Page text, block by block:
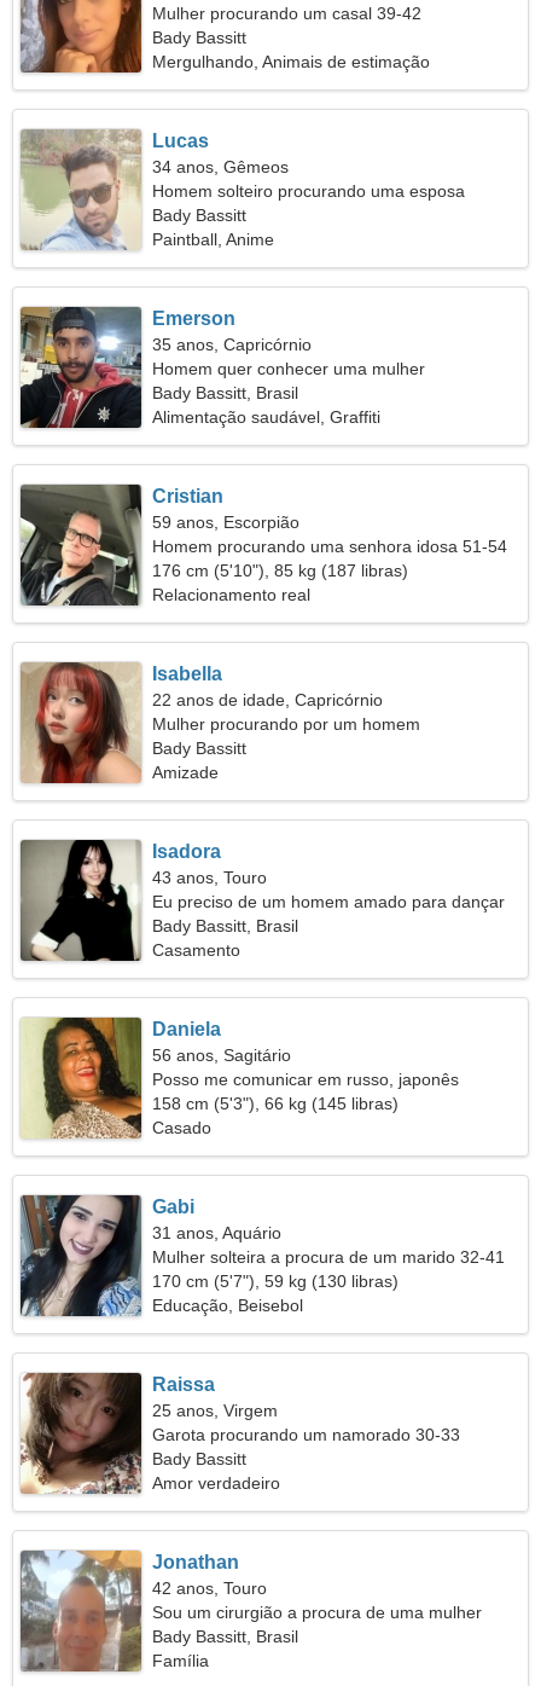
Mulher procurando um casal 39-42
Bady Bassitt
Mergulhando, Animais de estimação
Lucas
34 anos, Gêmeos
Homem solteiro procurando uma esposa
Bady Bassitt
Paintball, Anime
Emerson
35 anos, Capricórnio
Homem quer conhecer uma mulher
Bady Bassitt, Brasil
Alimentação saudável, Graffiti
Cristian
59 anos, Escorpião
Homem procurando uma senhora idosa 51-54
176 cm (5'10"), 85 kg (187 libras)
Relacionamento real
Isabella
22 anos de idade, Capricórnio
Mulher procurando por um homem
Bady Bassitt
Amizade
Isadora
43 anos, Touro
Eu preciso de um homem amado para dançar
juntos
Bady Bassitt, Brasil
Casamento
Daniela
56 anos, Sagitário
Posso me comunicar em russo, japonês
158 cm (5'3"), 66 kg (145 libras)
Casado
Gabi
31 anos, Aquário
Mulher solteira a procura de um marido 32-41
170 cm (5'7"), 59 kg (130 libras)
Educação, Beisebol
Raissa
25 anos, Virgem
Garota procurando um namorado 30-33
Bady Bassitt
Amor verdadeiro
Jonathan
42 anos, Touro
Sou um cirurgião a procura de uma mulher
simpática
Bady Bassitt, Brasil
Família